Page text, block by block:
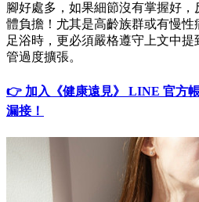
腳好處多，如果細節沒有掌握好
體負擔！尤其是高齡族群或有慢
足浴時，更必須嚴格遵守上文中
管過度擴張。
👉 加入《健康遠見》 LINE 官方
漏接！